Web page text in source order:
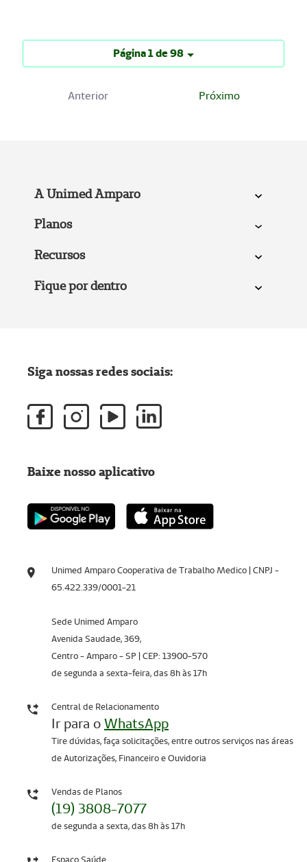
Página 1 de 98
Anterior Próximo
A Unimed Amparo
Planos
Recursos
Fique por dentro
Unimed Amparo Cooperativa de Trabalho Medico | CNPJ -
65.422.339/0001-21
Sede Unimed Amparo
Avenida Saudade, 369,
Centro - Amparo - SP | CEP: 13900-570
de segunda a sexta-feira, das 8h às 17h
Central de Relacionamento
Ir para oWhatsApp
Tire dúvidas, faça solicitações, entre outros serviços nas áreas
de Autorizações, Financeiro e Ouvidoria
Vendas de Planos
(19) 3808-7077
de segunda a sexta, das 8h às 17h
Siga nossas redes sociais:
Baixe nosso aplicativo